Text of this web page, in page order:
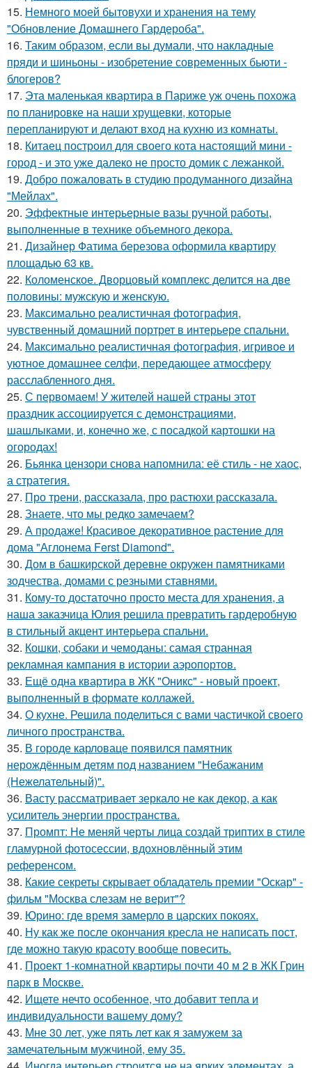
15. Немного моей бытовухи и хранения на тему
"Обновление Домашнего Гардероба".
16. Таким образом, если вы думали, что накладные
пряди и шиньоны - изобретение современных бьюти -
блогеров?
17. Эта маленькая квартира в Париже уж очень похожа
по планировке на наши хрущевки, которые
перепланируют и делают вход на кухню из комнаты.
18. Китаец построил для своего кота настоящий мини -
город - и это уже далеко не просто домик с лежанкой.
19. Добро пожаловать в студию продуманного дизайна
"Мейлах".
20. Эффектные интерьерные вазы ручной работы,
выполненные в технике объемного декора.
21. Дизайнер Фатима березова оформила квартиру
площадью 63 кв.
22. Коломенское. Дворцовый комплекс делится на две
половины: мужскую и женскую.
23. Максимально реалистичная фотография,
чувственный домашний портрет в интерьере спальни.
24. Максимально реалистичная фотография, игривое и
уютное домашнее селфи, передающее атмосферу
расслабленного дня.
25. С первомаем! У жителей нашей страны этот
праздник ассоциируется с демонстрациями,
шашлыками, и, конечно же, с посадкой картошки на
огородах!
26. Бьянка цензори снова напомнила: её стиль - не хаос,
а стратегия.
27. Про трени, рассказала, про растюхи рассказала.
28. Знаете, что мы редко замечаем?
29. А продаже! Красивое декоративное растение для
дома "Аглонема Ferst Diamond".
30. Дом в башкирской деревне окружен памятниками
зодчества, домами с резными ставнями.
31. Кому-то достаточно просто места для хранения, а
наша заказчица Юлия решила превратить гардеробную
в стильный акцент интерьера спальни.
32. Кошки, собаки и чемоданы: самая странная
рекламная кампания в истории аэропортов.
33. Ещё одна квартира в ЖК "Оникс" - новый проект,
выполненный в формате коллажей.
34. О кухне. Решила поделиться с вами частичкой своего
личного пространства.
35. В городе карловаце появился памятник
нерождённым детям под названием "Небажаним
(Нежелательный)".
36. Васту рассматривает зеркало не как декор, а как
усилитель энергии пространства.
37. Промпт: Не меняй черты лица создай триптих в стиле
гламурной фотосессии, вдохновлённый этим
референсом.
38. Какие секреты скрывает обладатель премии "Оскар" -
фильм "Москва слезам не верит"?
39. Юрино: где время замерло в царских покоях.
40. Ну как же после окончания кресла не написать пост,
где можно такую красоту вообще повесить.
41. Проект 1-комнатной квартиры почти 40 м 2 в ЖК Грин
парк в Москве.
42. Ищете нечто особенное, что добавит тепла и
индивидуальности вашему дому?
43. Мне 30 лет, уже пять лет как я замужем за
замечательным мужчиной, ему 35.